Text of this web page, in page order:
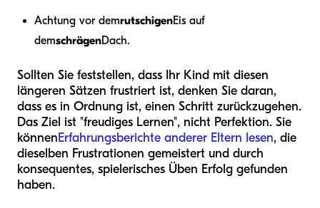
Achtung vor demrutschigenEis auf
demschrägenDach.
Sollten Sie feststellen, dass Ihr Kind mit diesen
längeren Sätzen frustriert ist, denken Sie daran,
dass es in Ordnung ist, einen Schritt zurückzugehen.
Das Ziel ist "freudiges Lernen", nicht Perfektion. Sie
könnenErfahrungsberichte anderer Eltern lesen, die
dieselben Frustrationen gemeistert und durch
konsequentes, spielerisches Üben Erfolg gefunden
haben.